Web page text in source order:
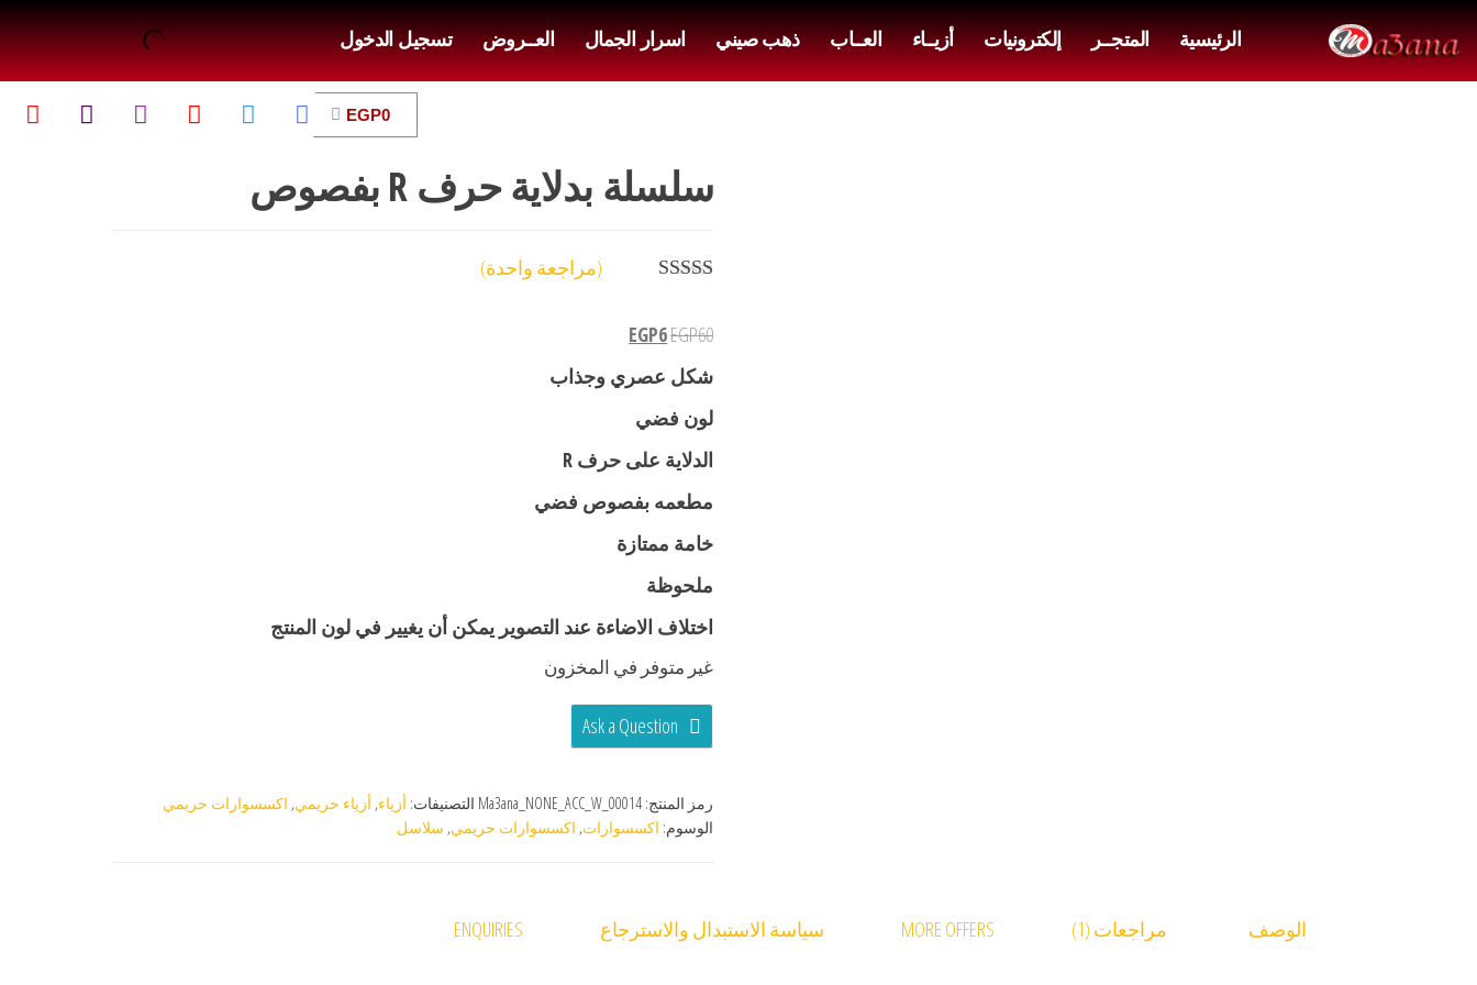
الرئيسية المتجــر إلكترونيات أزيــاء العــاب ذهب صيني اسرار الجمال العــروض تسجيل الدخول
EGP0
سلسلة بدلاية حرف R بفصوص
بناءً على
واحد
(مراجعة واحدة)
EGP60
EGP6
شكل عصري وجذاب
لون فضي
الدلاية على حرف R
مطعمه بفصوص فضي
خامة ممتازة
ملحوظة
اختلاف الاضاءة عند التصوير يمكن أن يغيير في لون المنتج
غير متوفر في المخزون
Ask a Question
رمز المنتج: Ma3ana_NONE_ACC_W_00014 التصنيفات: أزياء, أزياء حريمي, اكسسوارات حريمي
الوسوم: اكسسوارات, اكسسوارات حريمي, سلاسل
الوصف مراجعات (1) MORE OFFERS سياسة الاستبدال والاسترجاع ENQUIRIES